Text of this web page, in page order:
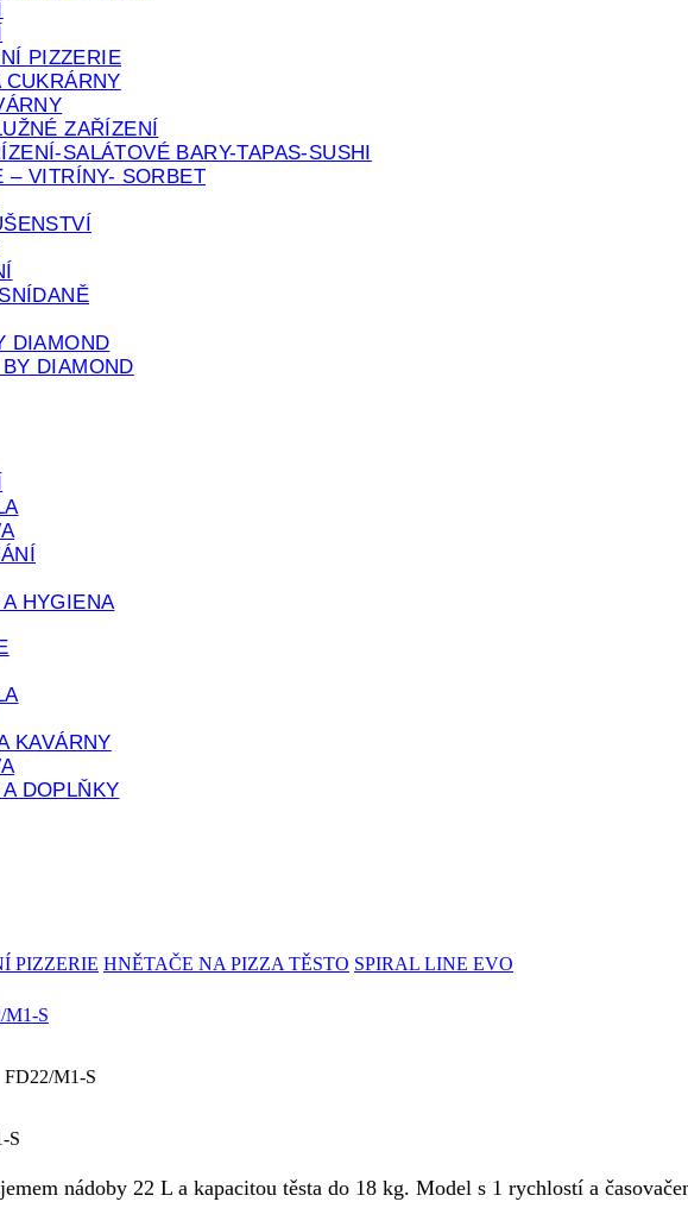
PIZZERIE
ZAŘÍZENÍ
SALÁTOVÉ BARY-TAPAS-SUSHI
– VITRÍNY- SORBET
DIAMOND
DIAMOND
HYGIENA
KAVÁRNY
DOPLŇKY
PIZZERIE HNĚTAČE NA PIZZA TĚSTO SPIRAL LINE EVO
S
nádoby 22 L a kapacitou těsta do 18 kg. Model s 1 rychlostí a